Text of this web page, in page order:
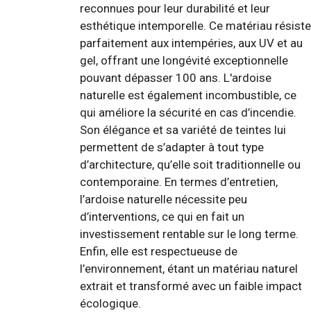
reconnues pour leur durabilité et leur
esthétique intemporelle. Ce matériau résiste
parfaitement aux intempéries, aux UV et au
gel, offrant une longévité exceptionnelle
pouvant dépasser 100 ans. L'ardoise
naturelle est également incombustible, ce
qui améliore la sécurité en cas d’incendie.
Son élégance et sa variété de teintes lui
permettent de s’adapter à tout type
d’architecture, qu’elle soit traditionnelle ou
contemporaine. En termes d’entretien,
l’ardoise naturelle nécessite peu
d’interventions, ce qui en fait un
investissement rentable sur le long terme.
Enfin, elle est respectueuse de
l’environnement, étant un matériau naturel
extrait et transformé avec un faible impact
écologique.